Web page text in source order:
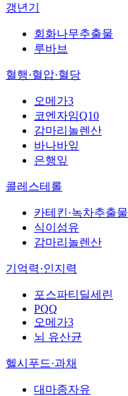
갱년기
회화나무추출물
루바브
혈행·혈압·혈당
오메가3
코엔자임Q10
감마리놀렌산
바나바잎
은행잎
콜레스테롤
카테킨·녹차추출물
식이섬유
감마리놀렌산
기억력·인지력
포스파티딜세린
PQQ
오메가3
뇌 유산균
헬시푸드·과채
대마종자유